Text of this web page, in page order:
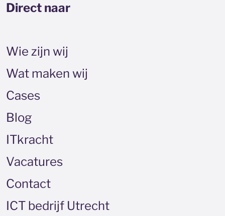
Direct naar
Wie zijn wij
Wat maken wij
Cases
Blog
ITkracht
Vacatures
Contact
ICT bedrijf Utrecht